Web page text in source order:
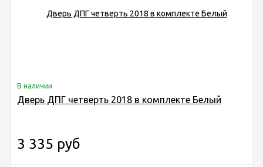
В наличии
Дверь ДПГ четверть 2018 в комплекте Белый
3 335 руб